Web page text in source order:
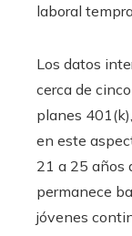
laboral
Los datos
cerca de
planes
en este
21 a 25 años
permanece
jóvenes